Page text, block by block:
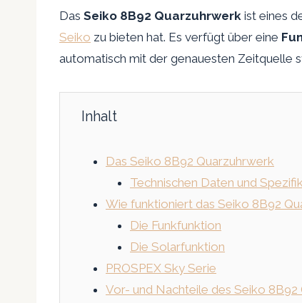
Das Seiko 8B92 Quarzuhrwerk ist eines
Seiko zu bieten hat. Es verfügt über eine
automatisch mit der genauesten Zeitquelle
Inhalt
Das Seiko 8B92 Quarzuhrwerk
Technischen Daten und
Wie funktioniert das Seiko 8B92
Die Funkfunktion
Die Solarfunktion
PROSPEX Sky Serie
Vor- und Nachteile des Seiko 8B92